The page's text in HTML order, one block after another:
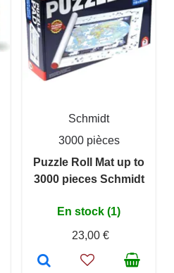
Schmidt
3000 pièces
Puzzle Roll Mat up to
3000 pieces Schmidt
En stock (1)
23,00 €